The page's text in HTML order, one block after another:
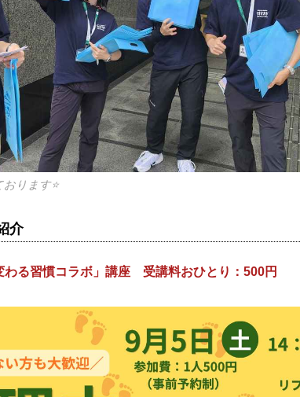
ります⭐
介
る習慣コラボ」講座 受講料おひとり：500円